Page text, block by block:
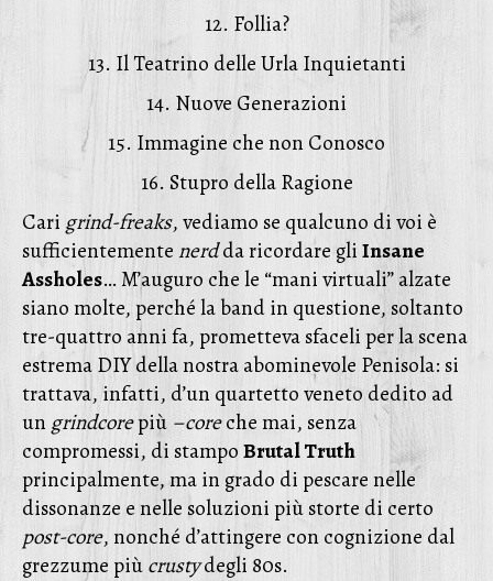
12. Follia?
13. Il Teatrino delle Urla Inquietanti
14. Nuove Generazioni
15. Immagine che non Conosco
16. Stupro della Ragione
Cari grind-freaks, vediamo se qualcuno di voi è
sufficientemente nerdda ricordare gliInsane
Assholes… M’auguro che le “mani virtuali” alzate
siano molte, perché la band in questione, soltanto
tre-quattro anni fa, prometteva sfaceli per la scena
estrema DIY della nostra abominevole Penisola: si
trattava, infatti, d’un quartetto veneto dedito ad
un grindcorepiù –coreche mai, senza
compromessi, di stampoBrutal Truth
principalmente, ma in grado di pescare nelle
dissonanze e nelle soluzioni più storte di certo
post-core, nonché d’attingere con cognizione dal
grezzume piùcrustydegli 80s.